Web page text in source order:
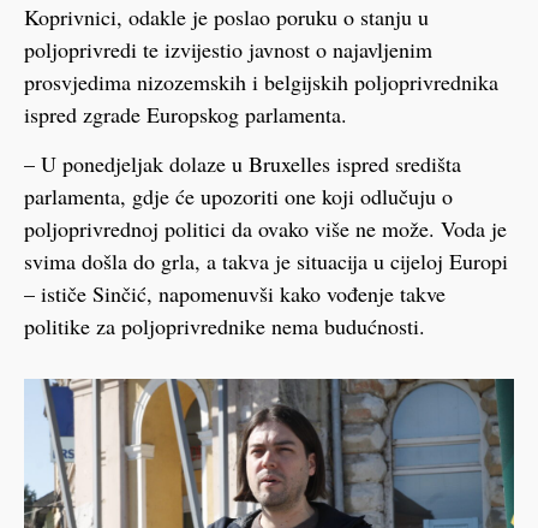
Koprivnici, odakle je poslao poruku o stanju u
poljoprivredi te izvijestio javnost o najavljenim
prosvjedima nizozemskih i belgijskih poljoprivrednika
ispred zgrade Europskog parlamenta.
– U ponedjeljak dolaze u Bruxelles ispred središta
parlamenta, gdje će upozoriti one koji odlučuju o
poljoprivrednoj politici da ovako više ne može. Voda je
svima došla do grla, a takva je situacija u cijeloj Europi
– ističe Sinčić, napomenuvši kako vođenje takve
politike za poljoprivrednike nema budućnosti.